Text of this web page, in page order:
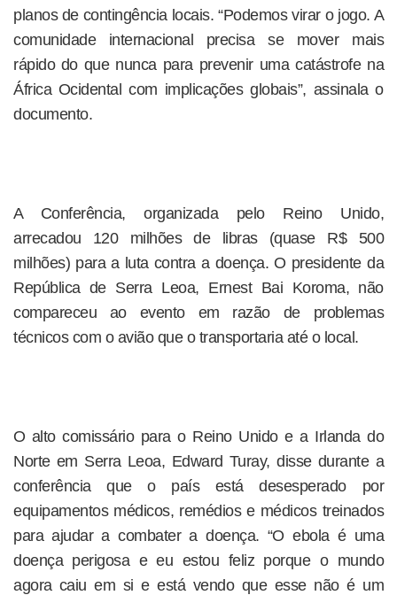
planos de contingência locais. “Podemos virar o jogo. A
comunidade internacional precisa se mover mais
rápido do que nunca para prevenir uma catástrofe na
África Ocidental com implicações globais”, assinala o
documento.
A Conferência, organizada pelo Reino Unido,
arrecadou 120 milhões de libras (quase R$ 500
milhões) para a luta contra a doença. O presidente da
República de Serra Leoa, Ernest Bai Koroma, não
compareceu ao evento em razão de problemas
técnicos com o avião que o transportaria até o local.
O alto comissário para o Reino Unido e a Irlanda do
Norte em Serra Leoa, Edward Turay, disse durante a
conferência que o país está desesperado por
equipamentos médicos, remédios e médicos treinados
para ajudar a combater a doença. “O ebola é uma
doença perigosa e eu estou feliz porque o mundo
agora caiu em si e está vendo que esse não é um